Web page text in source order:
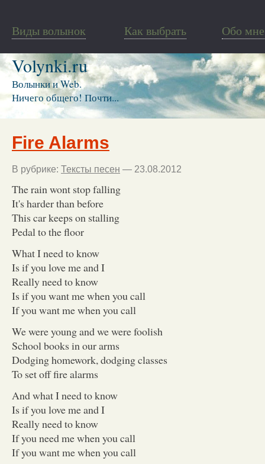
Виды волынок Как выбрать Обо мне
Volynki.ru
Волынки и Web.
Ничего общего! Почти...
Fire Alarms
В рубрике: Тексты песен — 23.08.2012
The rain wont stop falling
It's harder than before
This car keeps on stalling
Pedal to the floor
What I need to know
Is if you love me and I
Really need to know
Is if you want me when you call
If you want me when you call
We were young and we were foolish
School books in our arms
Dodging homework, dodging classes
To set off fire alarms
And what I need to know
Is if you love me and I
Really need to know
If you need me when you call
If you want me when you call